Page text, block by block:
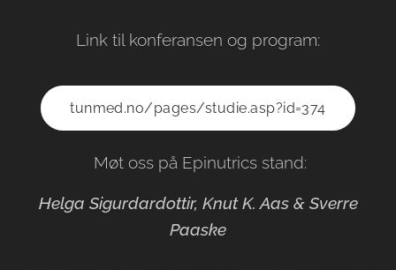
Link til konferansen og program:
tunmed.no/pages/studie.asp?id=374
Møt oss på Epinutrics stand:
Helga Sigurdardottir, Knut K. Aas & Sverre
Paaske